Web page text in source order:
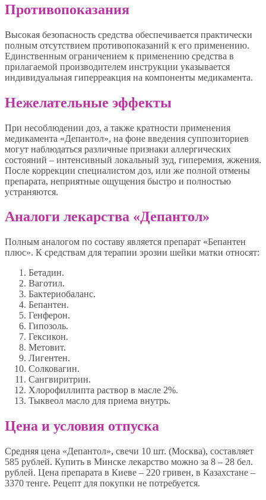
Противопоказания
Высокая безопасность средства обеспечивается практически
полным отсутствием противопоказаний к его применению.
Единственным ограничением к применению средства в
прилагаемой производителем инструкции указывается
индивидуальная гиперреакция на компоненты медикамента.
Нежелательные эффекты
При несоблюдении доз, а также кратности применения
медикамента «Депантол», на фоне введения суппозиториев
могут наблюдаться различные признаки аллергических
состояний – интенсивный локальный зуд, гиперемия, жжения.
После коррекции специалистом доз, или же полной отмены
препарата, неприятные ощущения быстро и полностью
устраняются.
Аналоги лекарства «Депантол»
Полным аналогом по составу является препарат «Бепантен
плюс». К средствам для терапии эрозии шейки матки относят:
Бетадин.
Ваготил.
Бактериобаланс.
Бепантен.
Генферон.
Гипозоль.
Гексикон.
Метовит.
Лигентен.
Солковагин.
Сангвиритрин.
Хлорофиллипта раствор в масле 2%.
Тыквеол масло для приема внутрь.
Цена и условия отпуска
Средняя цена «Депантол», свечи 10 шт. (Москва), составляет
585 рублей. Купить в Минске лекарство можно за 8 – 28 бел.
рублей. Цена препарата в Киеве – 220 гривен, в Казахстане –
3370 тенге. Рецепт для покупки не потребуется.